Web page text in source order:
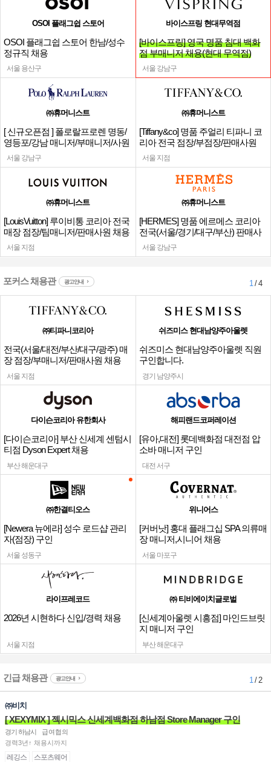
OSOI 플래그쉽 스토어
OSOI 플래그쉽 스토어 한남/성수
정규직 채용
서울 용산구
바이스프링 현대무역점
[바이스프링] 영국 명품 침대 백화
점 부매니저 채용(현대 무역점)
서울 강남구
㈜휴머니스트
[ 신규오픈점 ] 폴로랄프로렌 명동/
영등포/강남 매니저/부매니저/사원
서울 강남구
㈜휴머니스트
[Tiffany&co] 명품 주얼리 티파니 코
리아 전국 점장/부점장/판매사원
서울 지점
㈜휴머니스트
[LouisVuitton] 루이비통 코리아 전국
매장 점장/팀매니저/판매사원 채용
서울 지점
㈜휴머니스트
[HERMES] 명품 에르메스 코리아
전국(서울/경기/대구/부산) 판매사
원
서울 강남구
포커스 채용관 광고안내 1/ 4
㈜티파니코리아
전국(서울/대전/부산/대구/광주) 매
장 점장/부매니저/판매사원 채용
서울 지점
쉬즈미스 현대남양주아울렛
쉬즈미스 현대남양주아울렛 직원
구인합니다.
경기 남양주시
다이슨코리아 유한회사
[다이슨코리아] 부산 신세계 센텀시
티점 Dyson Expert 채용
부산 해운대구
해피랜드코퍼레이션
[유아,대전] 롯데백화점 대전점 압
소바 매니저 구인
대전 서구
㈜한결티오스
[Newera 뉴에라] 성수 로드샵 관리
자(점장) 구인
서울 성동구
위니어스
[커버낫] 홍대 플래그십 SPA 의류매
장 매니저,시니어 채용
서울 마포구
라이프레코드
2026년 시현하다 신입/경력 채용
서울 지점
㈜ 티비에이치글로벌
[신세계아울렛 시흥점] 마인드브릿
지 매니저 구인
부산 해운대구
긴급 채용관 광고안내 1/ 2
㈜비치
[ XEXYMIX ] 젝시믹스 신세계백화점 하남점 Store Manager 구인
경기 하남시
급여협의
경력3년↑ 채용시까지
레깅스 스포츠웨어